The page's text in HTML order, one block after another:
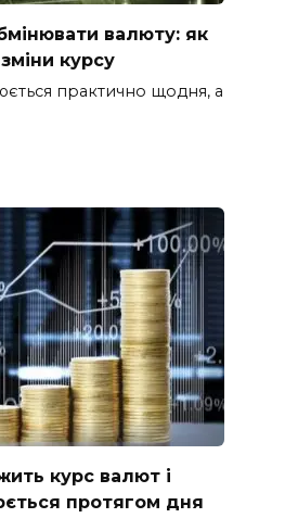
валюту: як
курсу
практично щодня, а
курс валют і
протягом дня